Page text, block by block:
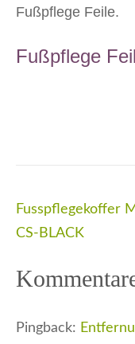
Fußpflege Feile.
Fußpflege
Fusspflegekoffer
CS-BLACK
Pingback: